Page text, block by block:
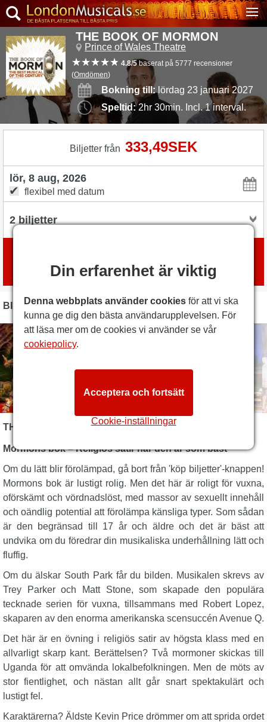
THE BOOK OF MORMON
Prince of Wales Theatre
4.8/5 baserat på 5777 recensioner
(Omdömen)
Bokning till: lördag 23 januari 2027
Speltid:2hr 30min. Incl. 1 interval.
Biljetter från 333,49SEK
flexibel med datum
medLondon Box Office
BILDER
THE BOOK OF MORMON BESKRIVNING
Mormons bok – Religiös satir när den är som bäst
Om du lätt blir förolämpad, gå bort från 'köp biljetter'-knappen!
Mormons bok är lustigt rolig. Men det här är roligt för vuxna,
oförskämt och vördnadslöst, med massor av sexuellt innehåll
och oändlig potential att förolämpa känsliga typer. Som sådan
är den begränsad till 17 år och äldre och det är bäst att
undvika om du föredrar din musikaliska underhållning lätt och
fluffig.
Om du älskar South Park får du bilden. Musikalen skrevs av
Trey Parker och Matt Stone, som skapade den populära
tecknade serien för vuxna, tillsammans med Robert Lopez,
skaparen av den enorma amerikanska scensuccén Avenue Q.
Det här är en övning i religiös satir av högsta klass med en
allvarligt skarp kant. Berättelsen? Två mormoner skickas till
Uganda för att omvända lokalbefolkningen. Men de möts av
stor fientlighet, och nästan allt går snart spektakulärt och
lustigt fel.
Karaktärerna? Äldste Kevin Price drömmer om att sprida ordet
Din erfarenhet är viktig
Denna webbplats använder cookies för att vi ska
kunna ge dig den bästa användarupplevelsen. För
att läsa mer om de cookies vi använder se vår
cookiepolicy.
Cookie-inställningar
Acceptera och fortsätt